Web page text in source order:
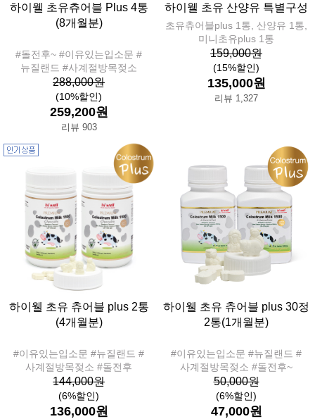
하이웰 초유츄어블 Plus 4통
(8개월분)
#돌전후~ #이유있는입소문 #
뉴질랜드 #사계절방목젖소
288,000원
(10%할인)
259,200원
리뷰 903
하이웰 초유 산양유 특별구성
초유츄어블plus 1통, 산양유 1통,
미니초유plus 1통
159,000원
(15%할인)
135,000원
리뷰 1,327
하이웰 초유 츄어블 plus 2통
(4개월분)
#이유있는입소문 #뉴질랜드 #
사계절방목젖소 #돌전후
144,000원
(6%할인)
136,000원
하이웰 초유 츄어블 plus 30정
2통(1개월분)
#이유있는입소문 #뉴질랜드 #
사계절방목젖소 #돌전후~
50,000원
(6%할인)
47,000원